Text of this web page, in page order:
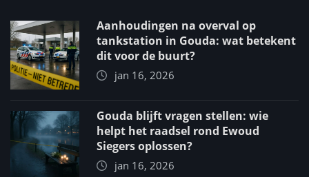
Aanhoudingen na overval op
tankstation in Gouda: wat betekent
dit voor de buurt?
jan 16, 2026
Gouda blijft vragen stellen: wie
helpt het raadsel rond Ewoud
Siegers oplossen?
jan 16, 2026